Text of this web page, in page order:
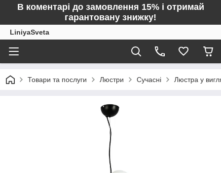
В коментарі до замовлення 15% і отримай
гарантовану знижку!
LiniyaSveta
Товари та послуги Люстри Сучасні Люстра у